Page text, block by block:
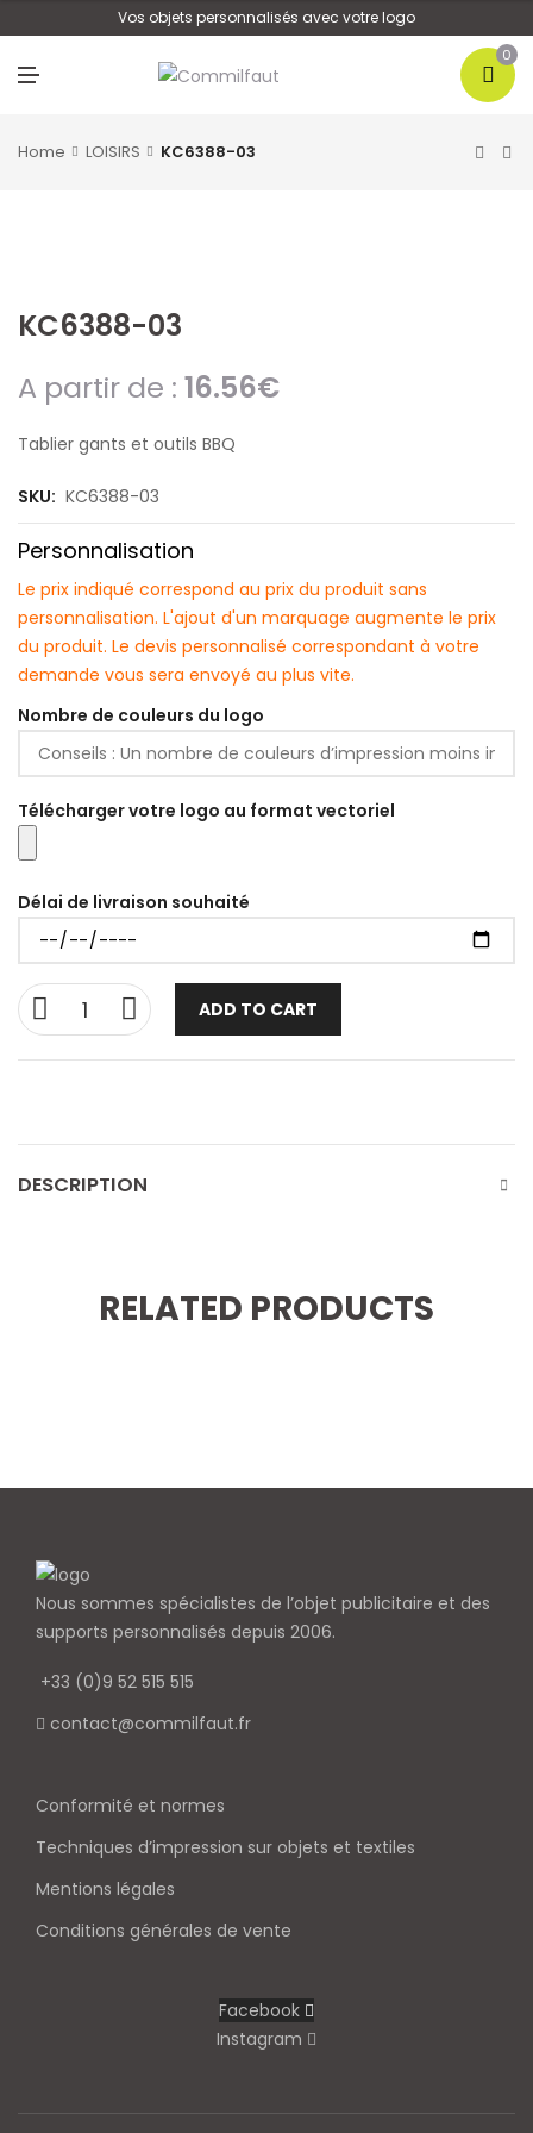
Vos objets personnalisés avec votre logo
0
Home LOISIRS KC6388-03
KC6388-03
A partir de : 16.56€
Tablier gants et outils BBQ
SKU: KC6388-03
Personnalisation
Le prix indiqué correspond au prix du produit sans
personnalisation. L'ajout d'un marquage augmente le prix
du produit. Le devis personnalisé correspondant à votre
demande vous sera envoyé au plus vite.
Nombre de couleurs du logo
Télécharger votre logo au format vectoriel
Délai de livraison souhaité
ADD TO CART
DESCRIPTION
RELATED PRODUCTS
Nous sommes spécialistes de l’objet publicitaire et des
supports personnalisés depuis 2006.
+33 (0)9 52 515 515
contact@commilfaut.fr
Conformité et normes
Techniques d’impression sur objets et textiles
Mentions légales
Conditions générales de vente
Facebook
Instagram